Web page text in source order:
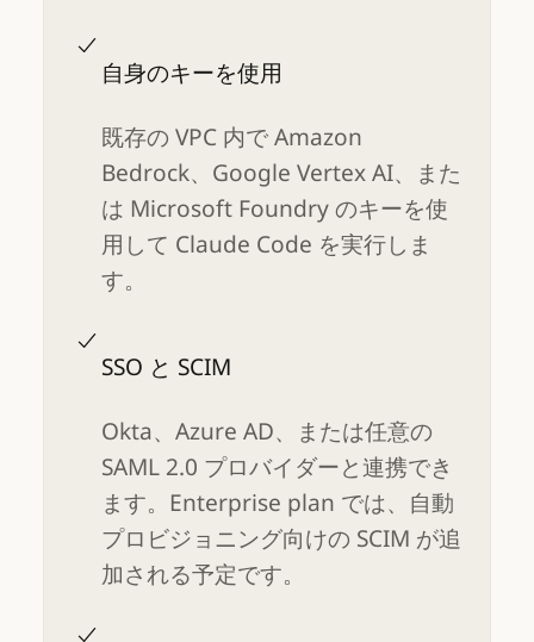
自身のキーを使用
既存の VPC 内で Amazon
Bedrock、Google Vertex AI、また
は Microsoft Foundry のキーを使
用して Claude Code を実行しま
す。
SSO と SCIM
Okta、Azure AD、または任意の
SAML 2.0 プロバイダーと連携でき
ます。Enterprise plan では、自動
プロビジョニング向けの SCIM が追
加される予定です。